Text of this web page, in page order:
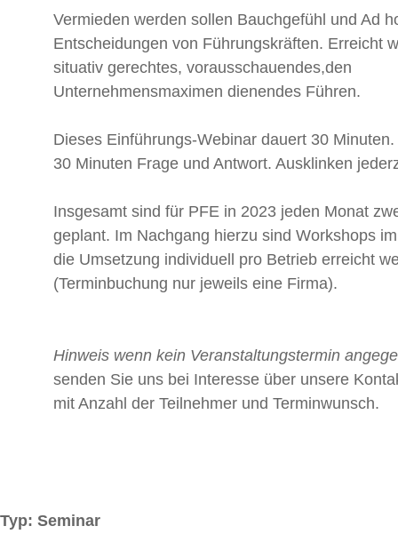
Vermieden werden sollen Bauchgefühl und Ad
Entscheidungen von Führungskräften. Erreicht
situativ gerechtes, vorausschauendes,den
Unternehmensmaximen dienendes Führen.
Dieses Einführungs-Webinar dauert 30
30 Minuten Frage und Antwort. Ausklinken
Insgesamt sind für PFE in 2023 jeden Monat
geplant. Im Nachgang hierzu sind Workshops
die Umsetzung individuell pro Betrieb erreicht
(Terminbuchung nur jeweils eine Firma).
Hinweis wenn kein Veranstaltungstermin
senden Sie uns bei Interesse über unsere
mit Anzahl der Teilnehmer und Terminwunsch.
Typ: Seminar